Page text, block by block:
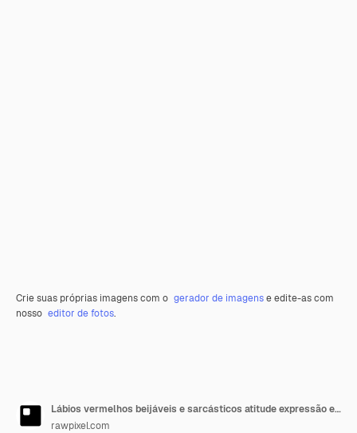
Crie suas próprias imagens com o gerador de imagense edite-as com
nosso editor de fotos.
Lábios vermelhos beijáveis e sarcásticos atitude expressão elemento de design
rawpixel.com